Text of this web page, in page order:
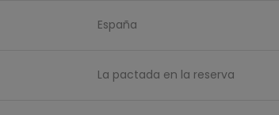
España
La pactada en la reserva